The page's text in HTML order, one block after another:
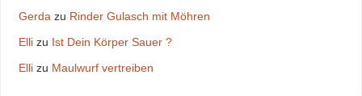
Gerdazu Rinder Gulasch mit Möhren
Ellizu Ist Dein Körper Sauer ?
Ellizu Maulwurf vertreiben